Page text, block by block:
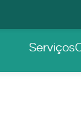
Serviços